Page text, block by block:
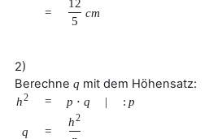
=
12
5
cm
2)
Berechne q mit dem Höhensatz:
h2 = p ⋅ q | : p
q =
h2